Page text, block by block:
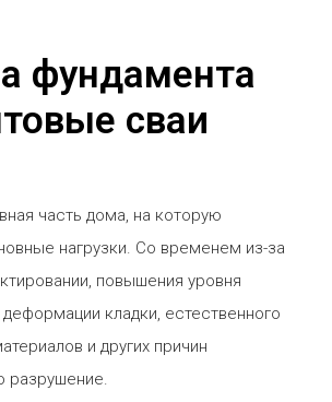
фундамента
сваи
часть дома, на которую
нагрузки. Со временем из-за
повышения уровня
деформации кладки, естественного
и других причин
разрушение.